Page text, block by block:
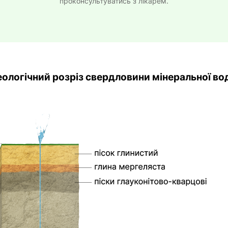
розріз свердловини мінеральної